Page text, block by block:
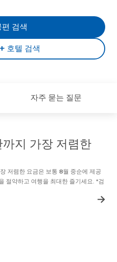
호텔 검색
편 검색
자주 묻는 질문
지 가장 저렴한
저렴한 요금은 보통 8월 중순에 제공
절약하고 여행을 최대한 즐기세요. *검